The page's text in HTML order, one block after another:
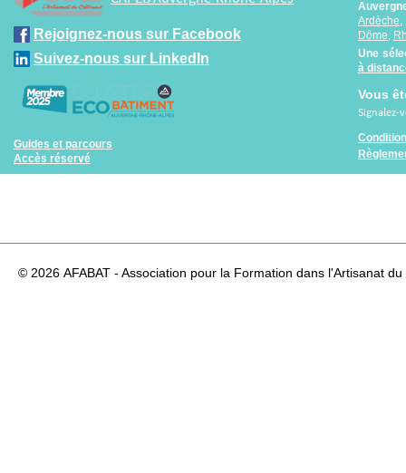
Rejoignez-nous sur Facebook
Suivez-nous sur LinkedIn
Guides et parcours
Accès réservé
Ardèche
Dôme,
Une
à
Vous
Signalez-
© 2026 AFABAT - Association pour la Formation dans l'Artisanat du